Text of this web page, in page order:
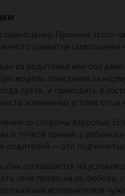
Причина этого
развития самооценки
из родителей или оба
модель поведения за
трезв, и приходить в
жизненных устоев отца
со стороны взрослых.
и точкой зрения, у
родителей — это
соглашаются на условия
свое право на их любовь,
исполнителем